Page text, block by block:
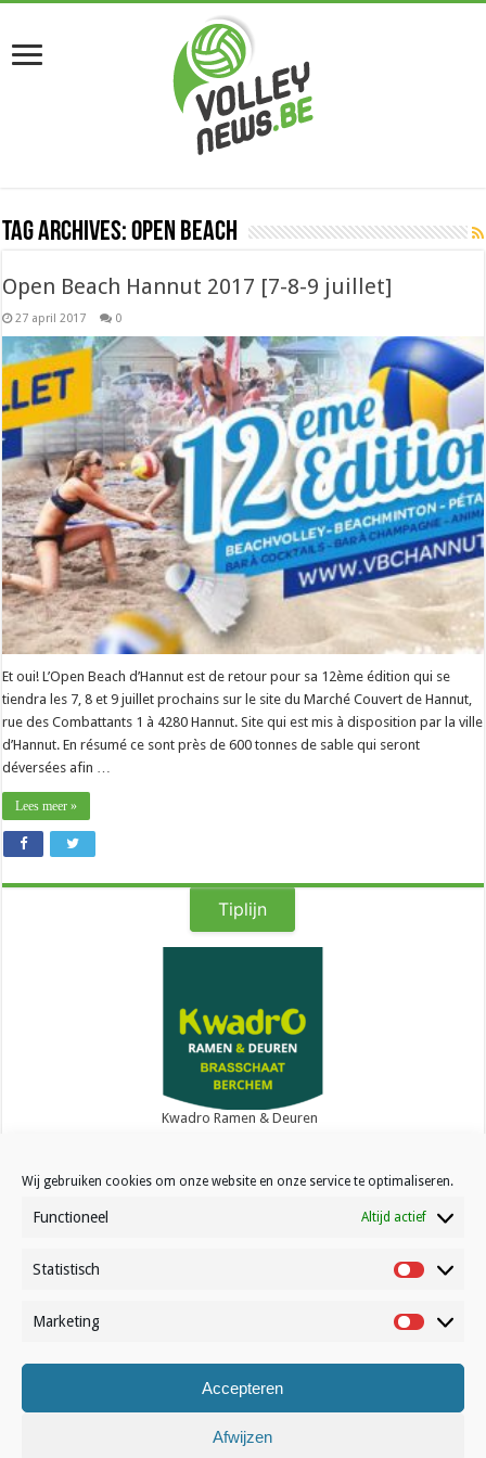
Wij gebruiken cookies om onze website en onze service te optimaliseren.
Functioneel Altijd actief
Statistisch Statistisch
Marketing
Accepteren
Afwijzen
Tag Archives:open beach
Open Beach Hannut 2017 [7-8-9 juillet]
27 april 2017 0
Et oui! L’Open Beach d’Hannut est de retour pour sa 12ème édition qui se
tiendra les 7, 8 et 9 juillet prochains sur le site du Marché Couvert de Hannut,
rue des Combattants 1 à 4280 Hannut. Site qui est mis à disposition par la ville
d’Hannut. En résumé ce sont près de 600 tonnes de sable qui seront
déversées afin …
Lees meer »
Tiplijn
Kwadro Ramen & Deuren
Contact
© Volleynews.be2026
Algemene voorwaarden|Privacy